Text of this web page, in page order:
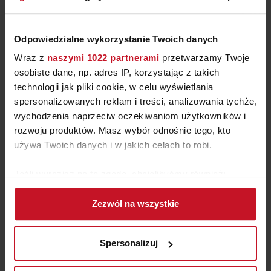
Odpowiedzialne wykorzystanie Twoich danych
Wraz z naszymi 1022 partnerami przetwarzamy Twoje
osobiste dane, np. adres IP, korzystając z takich
technologii jak pliki cookie, w celu wyświetlania
spersonalizowanych reklam i treści, analizowania tychże,
wychodzenia naprzeciw oczekiwaniom użytkowników i
rozwoju produktów. Masz wybór odnośnie tego, kto
używa Twoich danych i w jakich celach to robi.
Gromadzić dane dotyczące Twojej lokalizacji
geograficznej z dokładnością nawet do kilku metrów
Identyfikować Twoje urządzenie, aktywnie
(fingerprinting, czyli wirtualny odcisk palca)
Dowiedz się więcej odnośnie tego, jak Twoje osobiste
Zezwól na wszystkie
Spersonalizuj
ZAPYTAJ O CENĘ W SALONIE
POWIĄZANE PORADY I INSPIRACJE
Dizajn z miłością w tle
NEWSLETTER DOMAR
Chcę zapisać się do newslettera, a co za tym idzie wyrażam zgodę
na przesyłanie na mój adres e-mail informacji o nowościach,